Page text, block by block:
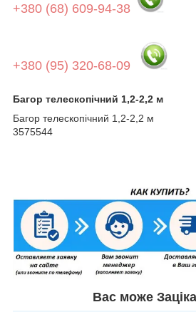
+380 (68) 609-94-38
+380 (95) 320-68-09
Багор телескопічний 1,2-2,2 м
Багор телескопічний 1,2-2,2 м
3575544
Вас може